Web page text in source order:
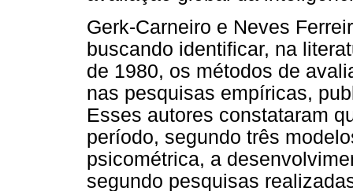
Gerk-Carneiro e Neves
buscando identificar, na
de 1980, os métodos de
nas pesquisas empíricas,
Esses autores constataram
período, segundo três
psicométrica, a
segundo pesquisas